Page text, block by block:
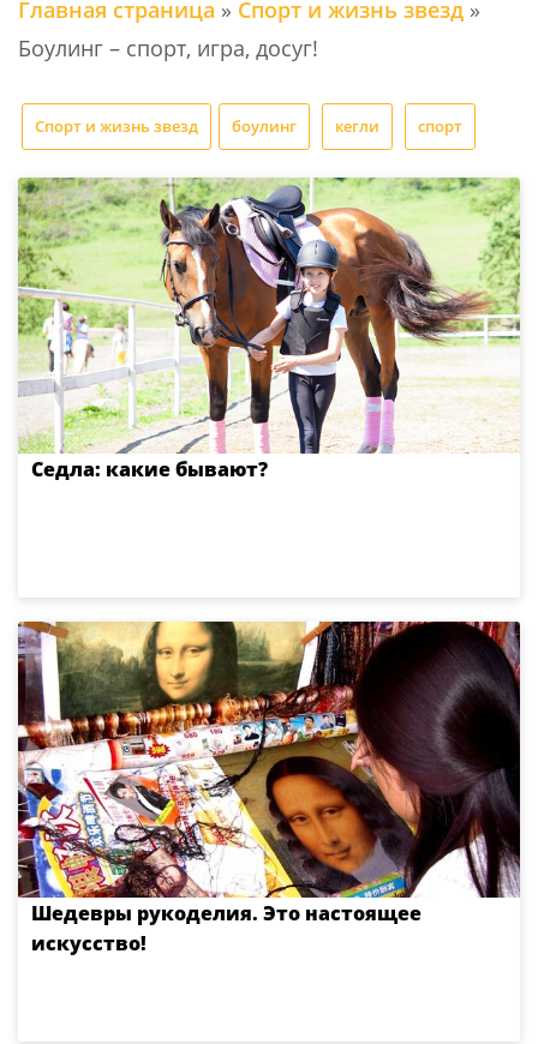
Главная страница » Спорт и жизнь звезд »
Боулинг – спорт, игра, досуг!
Спорт и жизнь звезд боулинг кегли спорт
Седла: какие бывают?
Шедевры рукоделия. Это настоящее
искусство!